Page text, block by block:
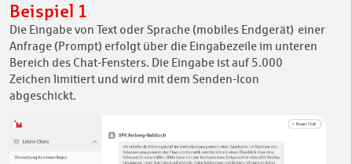
Beispiel 1
Die Eingabe von Text oder Sprache (mobiles Endgerät) einer
Anfrage (Prompt) erfolgt über die Eingabezeile im unteren
Bereich des Chat-Fensters. Die Eingabe ist auf 5.000
Zeichen limitiert und wird mit dem Senden-Icon
abgeschickt.